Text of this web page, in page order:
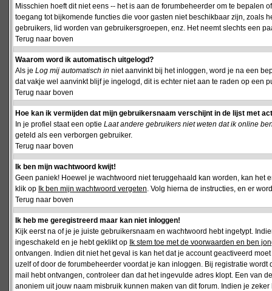
Misschien hoeft dit niet eens -- het is aan de forumbeheerder om te bepalen
toegang tot bijkomende functies die voor gasten niet beschikbaar zijn,
gebruikers, lid worden van gebruikersgroepen, enz. Het neemt slechts een
Terug naar boven
Waarom word ik automatisch uitgelogd?
Als je Log mij automatisch in niet aanvinkt bij het inloggen, word je na een
dat vakje wel aanvinkt blijf je ingelogd, dit is echter niet aan te raden op een
Terug naar boven
Hoe kan ik vermijden dat mijn gebruikersnaam verschijnt in de lijst met
In je profiel staat een optie Laat andere gebruikers niet weten dat ik online
geteld als een verborgen gebruiker.
Terug naar boven
Ik ben mijn wachtwoord kwijt!
Geen paniek! Hoewel je wachtwoord niet teruggehaald kan worden, kan
klik op Ik ben mijn wachtwoord vergeten. Volg hierna de instructies, en er
Terug naar boven
Ik heb me geregistreerd maar kan niet inloggen!
Kijk eerst na of je je juiste gebruikersnaam en wachtwoord hebt ingetypt.
ingeschakeld en je hebt geklikt op Ik stem toe met de voorwaarden en ben
ontvangen. Indien dit niet het geval is kan het dat je account geactiveerd
uzelf of door de forumbeheerder voordat je kan inloggen. Bij registratie
mail hebt ontvangen, controleer dan dat het ingevulde adres klopt. Een van
anoniem uit jouw naam misbruik kunnen maken van dit forum. Indien je